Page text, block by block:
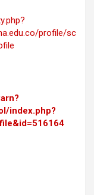
profile/sc
index.php?